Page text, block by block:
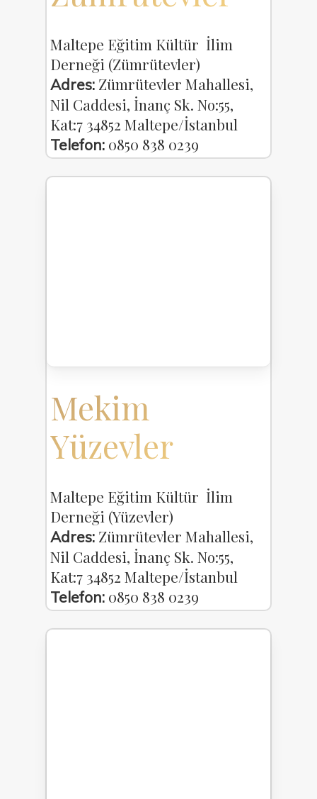
Maltepe Eğitim Kültür İlim
Derneği (Zümrütevler)
Adres:Zümrütevler Mahallesi,
Nil Caddesi, İnanç Sk. No:55,
Kat:7 34852 Maltepe/İstanbul
Telefon:0850 838 0239
Mekim
Yüzevler
Maltepe Eğitim Kültür İlim
Derneği (Yüzevler)
Adres:Zümrütevler Mahallesi,
Nil Caddesi, İnanç Sk. No:55,
Kat:7 34852 Maltepe/İstanbul
Telefon:0850 838 0239